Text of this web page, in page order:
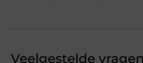
Veelgestelde vragen